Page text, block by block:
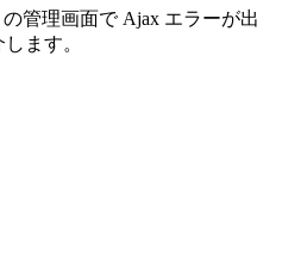
の管理画面で Ajax エラーが出
ます。